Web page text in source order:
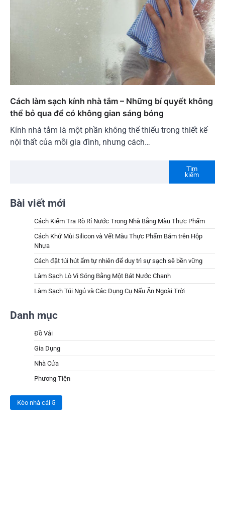
Cách làm sạch kính nhà tắm – Những bí quyết không
thể bỏ qua để có không gian sáng bóng
Kính nhà tắm là một phần không thể thiếu trong thiết kế
nội thất của mỗi gia đình, nhưng cách…
Tìm
kiếm
Bài viết mới
Cách Kiểm Tra Rò Rỉ Nước Trong Nhà Bằng Màu Thực Phẩm
Cách Khử Mùi Silicon và Vết Màu Thực Phẩm Bám trên Hộp
Nhựa
Cách đặt túi hút ẩm tự nhiên để duy trì sự sạch sẽ bền vững
Làm Sạch Lò Vi Sóng Bằng Một Bát Nước Chanh
Làm Sạch Túi Ngủ và Các Dụng Cụ Nấu Ăn Ngoài Trời
Danh mục
Đồ Vải
Gia Dụng
Nhà Cửa
Phương Tiện
Kèo nhà cái 5